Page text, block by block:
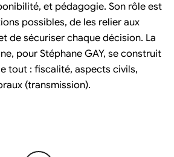
et pédagogie. Son rôle est
possibles, de les relier aux
de sécuriser chaque décision. La
pour Stéphane GAY, se construit
tout : fiscalité, aspects civils,
(transmission).